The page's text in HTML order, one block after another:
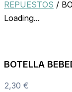
REPUESTOS /
Loading...
BOTELLA
2,30 €